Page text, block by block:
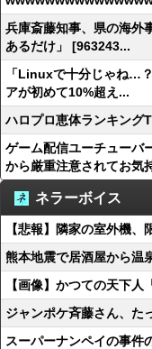
兵庫斎藤知事、県の海外
あるだけ」 [963243...
「Linuxで十分じゃね…
アが初めて10%超え...
ハロプロ恵体ランキング
ゲーム配信ユーチュー
から厳重注意されてお気
ネラーボイス
【悲報】隣家の室外機、
熊本地震で居酒屋から
【画像】かつての天下
ジャンポケ斉藤さん、た
スーパーナンペイの事件